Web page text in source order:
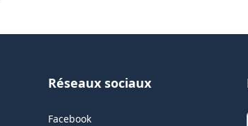
Réseaux sociaux
Facebook